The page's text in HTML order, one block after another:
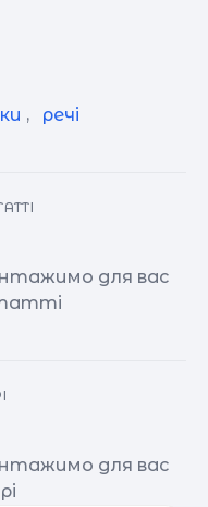
, речі
для вас
для вас